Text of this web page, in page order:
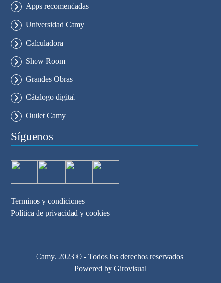
Apps recomendadas
Universidad Camy
Calculadora
Show Room
Grandes Obras
Cátalogo digital
Outlet Camy
Síguenos
Terminos y condiciones
Política de privacidad y cookies
Camy. 2023 © - Todos los derechos reservados.
Powered by Girovisual